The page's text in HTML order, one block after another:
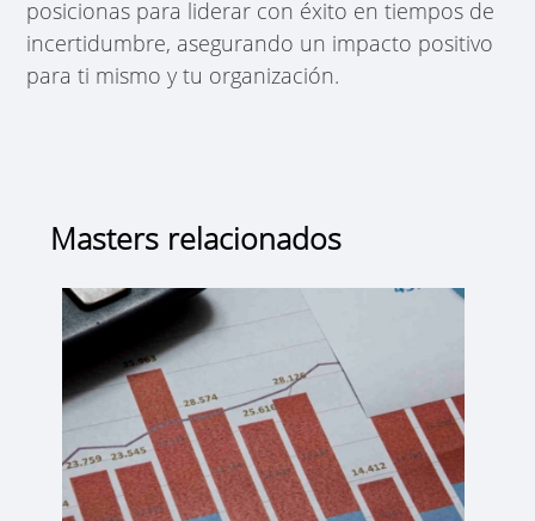
posicionas para liderar con éxito en tiempos de
incertidumbre, asegurando un impacto positivo
para ti mismo y tu organización.
Masters relacionados